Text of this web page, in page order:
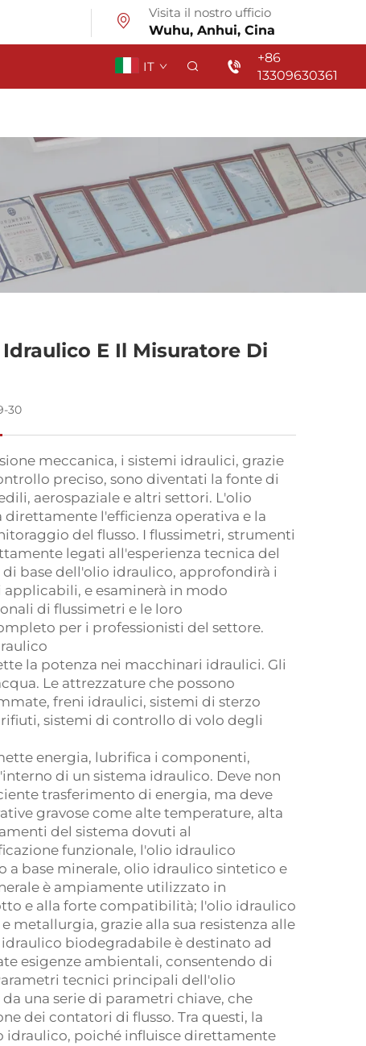
Visita il nostro ufficio
Wuhu, Anhui, Cina
IT
+86
13309630361
E Il Misuratore Di
30
meccanica, i sistemi idraulici, grazie
preciso, sono diventati la fonte di
aerospaziale e altri settori. L'olio
l'efficienza operativa e la
del flusso. I flussimetri, strumenti
legati all'esperienza tecnica del
base dell'olio idraulico, approfondirà i
e esaminerà in modo
di flussimetri e le loro
per i professionisti del settore.
la potenza nei macchinari idraulici. Gli
Le attrezzature che possono
freni idraulici, sistemi di sterzo
sistemi di controllo di volo degli
energia, lubrifica i componenti,
di un sistema idraulico. Deve non
trasferimento di energia, ma deve
gravose come alte temperature, alta
del sistema dovuti al
funzionale, l'olio idraulico
base minerale, olio idraulico sintetico e
è ampiamente utilizzato in
e alla forte compatibilità; l'olio idraulico
metallurgia, grazie alla sua resistenza alle
biodegradabile è destinato ad
esigenze ambientali, consentendo di
tecnici principali dell'olio
una serie di parametri chiave, che
dei contatori di flusso. Tra questi, la
idraulico, poiché influisce direttamente